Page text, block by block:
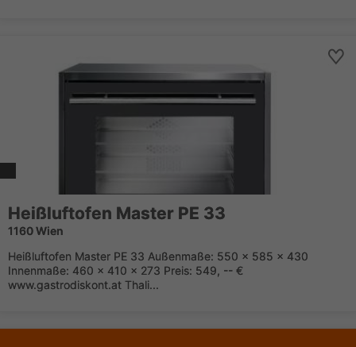
Heißluftofen Master PE 33
1160 Wien
Heißluftofen Master PE 33 Außenmaße: 550 x 585 x 430
Innenmaße: 460 x 410 x 273 Preis: 549, -- €
www.gastrodiskont.at Thali...